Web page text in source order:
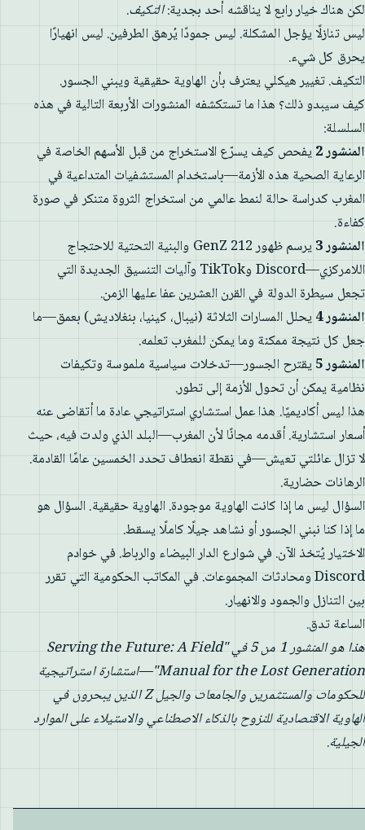
لكن هناك خيار رابع لا يناقشه أحد بجدية:التكيف.
ليس تنازلًا يؤجل المشكلة. ليس جمودًا يُرهق الطرفين. ليس انهيارًا
يحرق كل شيء.
التكيف. تغيير هيكلي يعترف بأن الهاوية حقيقية ويبني الجسور.
كيف سيبدو ذلك؟ هذا ما تستكشفه المنشورات الأربعة التالية في هذه
السلسلة:
المنشور 2 يفحص كيف يسرّع الاستخراج من قبل الأسهم الخاصة في
الرعاية الصحية هذه الأزمة—باستخدام المستشفيات المتداعية في
المغرب كدراسة حالة لنمط عالمي من استخراج الثروة متنكر في صورة
كفاءة.
المنشور 3
يرسم ظهور GenZ 212 والبنية التحتية للاحتجاج
اللامركزي—Discord وTikTok وآليات التنسيق الجديدة التي
تجعل سيطرة الدولة في القرن العشرين عفا عليها الزمن.
المنشور 4 يحلل المسارات الثلاثة (نيبال، كينيا، بنغلاديش) بعمق—ما
جعل كل نتيجة ممكنة وما يمكن للمغرب تعلمه.
المنشور 5 يقترح الجسور—تدخلات سياسية ملموسة وتكيفات
نظامية يمكن أن تحول الأزمة إلى تطور.
هذا ليس أكاديميًا. هذا عمل استشاري استراتيجي عادة ما أتقاضى عنه
أسعار استشارية. أقدمه مجانًا لأن المغرب—البلد الذي ولدت فيه، حيث
لا تزال عائلتي تعيش—في نقطة انعطاف تحدد الخمسين عامًا القادمة.
الرهانات حضارية.
السؤال ليس ما إذا كانت الهاوية موجودة. الهاوية حقيقية. السؤال هو
ما إذا كنا نبني الجسور أو نشاهد جيلًا كاملًا يسقط.
الاختيار يُتخذ الآن. في شوارع الدار البيضاء والرباط. في خوادم
Discord ومحادثات المجموعات. في المكاتب الحكومية التي تقرر
بين التنازل والجمود والانهيار.
الساعة تدق.
هذا هو المنشور 1 من 5 في "Serving the Future: A Field
Manual for the Lost Generation"—استشارة استراتيجية
للحكومات والمستثمرين والجامعات والجيل Z الذين يبحرون في
الهاوية الاقتصادية للنزوح بالذكاء الاصطناعي والاستيلاء على الموارد
الجيلية.